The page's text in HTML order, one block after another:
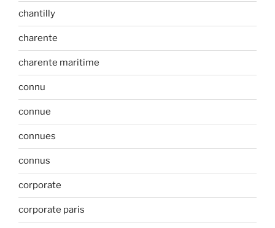
chantilly
charente
charente maritime
connu
connue
connues
connus
corporate
corporate paris